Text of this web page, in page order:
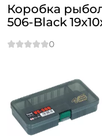
Коробка
506-Black